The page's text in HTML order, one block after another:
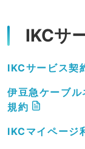
IKCサ
IKCサービス契
伊豆急ケーブ
規約
IKCマイページ